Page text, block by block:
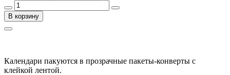
В корзину
Календари пакуются в прозрачные пакеты-конверты с
клейкой лентой.